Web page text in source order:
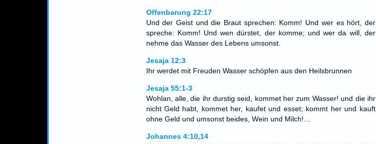
Offenbarung 22:17
Und der Geist und die Braut sprechen: Komm! Und wer es hört, der
spreche: Komm! Und wen dürstet, der komme; und wer da will, der
nehme das Wasser des Lebens umsonst.
Jesaja 12:3
Ihr werdet mit Freuden Wasser schöpfen aus den Heilsbrunnen
Jesaja 55:1-3
Wohlan, alle, die ihr durstig seid, kommet her zum Wasser! und die ihr
nicht Geld habt, kommet her, kaufet und esset; kommt her und kauft
ohne Geld und umsonst beides, Wein und Milch!…
Johannes 4:10,14